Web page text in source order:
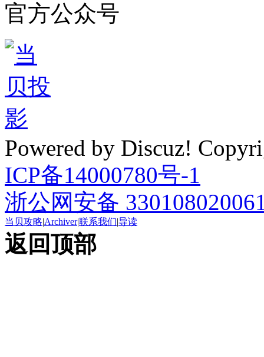
官方公众号
Powered by Discuz!
ICP备14000780号-1
浙公网安备
当贝攻略|Archiver|联系我们|导读
返回顶部